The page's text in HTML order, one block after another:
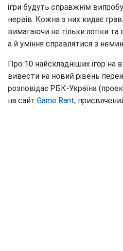
ігри будуть справжнім
нервів. Кожна з них кидає
вимагаючи не тільки логіки та
а й уміння справлятися з
Про 10 найскладніших ігор на
вивести на новий рівень
розповідає РБК-Україна
на сайт Game Rant,